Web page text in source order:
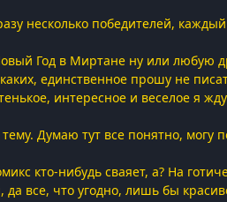
несколько победителей,
Год в Миртане ну или любую
единственное прошу не
интересное и веселое я
Думаю тут все понятно, могу
кто-нибудь сваяет, а? На
да все, что угодно, лишь бы